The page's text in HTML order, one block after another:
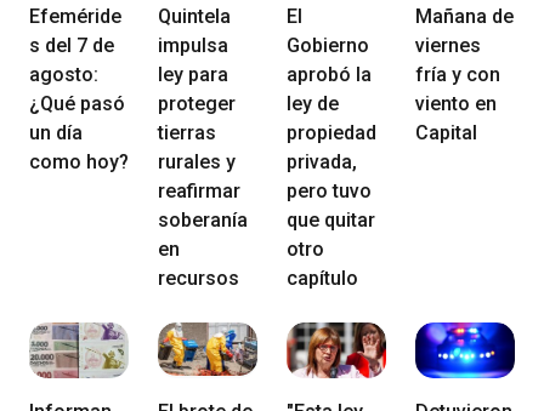
Efeméride
s del 7 de
agosto:
¿Qué pasó
un día
como hoy?
Quintela
impulsa
ley para
proteger
tierras
rurales y
reafirmar
soberanía
en
recursos
El
Gobierno
aprobó la
ley de
propiedad
privada,
pero tuvo
que quitar
otro
capítulo
Mañana de
viernes
fría y con
viento en
Capital